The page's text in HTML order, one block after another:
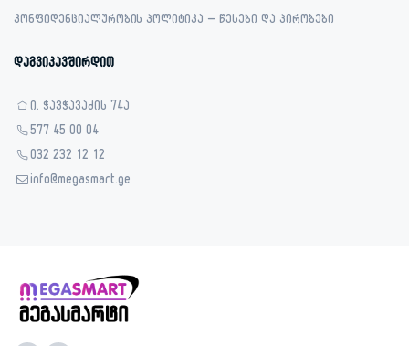
კონფიდენციალურობის პოლიტიკა – წესები და პირობები
დაგვიკავშირდით
ი. ჭავჭავაძის 74ა
577 45 00 04
032 232 12 12
info@megasmart.ge